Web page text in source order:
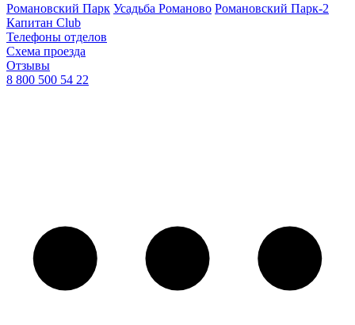
Романовский Парк Усадьба Романово Романовский Парк-2
Капитан Club
Телефоны отделов
Схема проезда
Отзывы
8 800 500 54 22